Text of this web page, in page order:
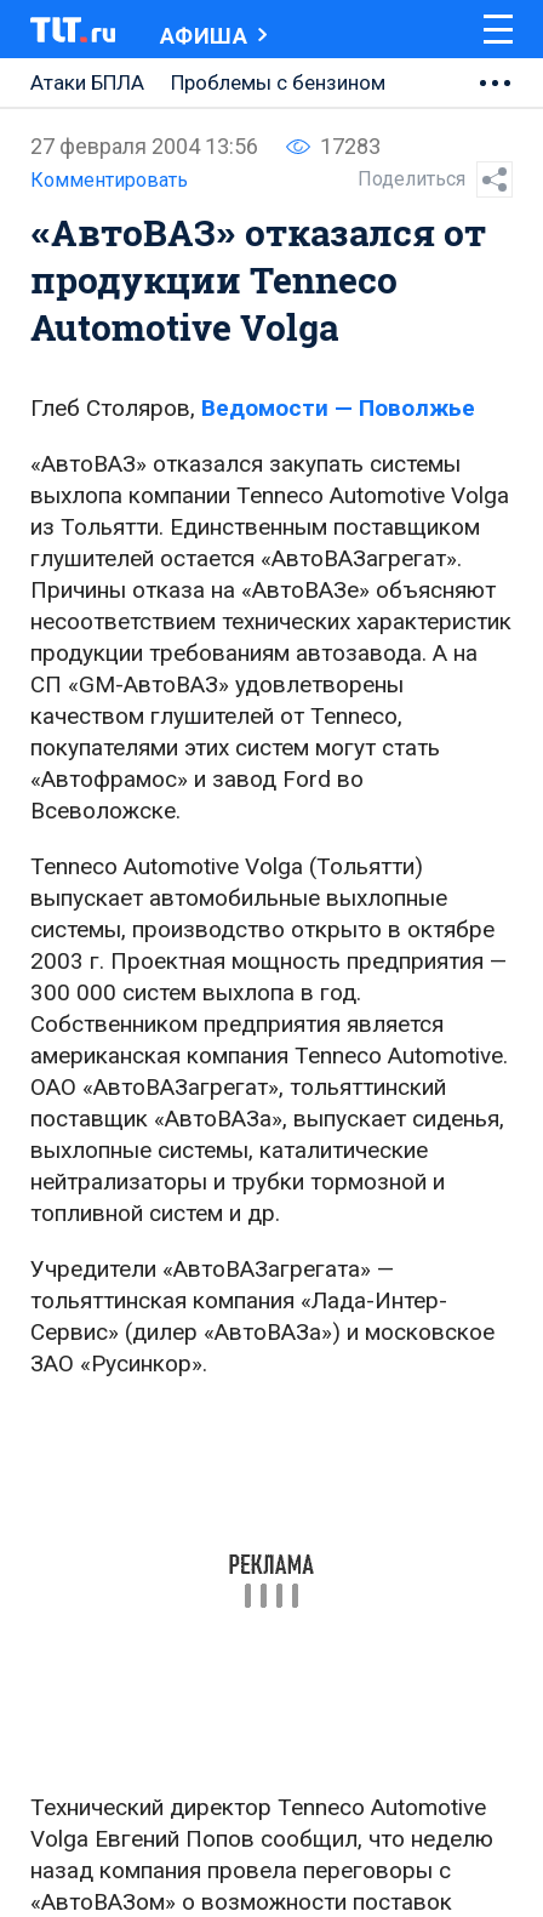
АФИША
Атаки БПЛА
Проблемы с бензином
АВТОВАЗ
Ремонт Центральной площади
Ремонт Обводного шоссе
Набережная Тольятти
Неделя Тольятти
27 февраля 2004 13:56 17283
Комментировать Поделиться
«АвтоВАЗ» отказался от
продукции Tenneco
Automotive Volga
Глеб Столяров, Ведомости — Поволжье
«АвтоВАЗ» отказался закупать системы
выхлопа компании Tenneco Automotive Volga
из Тольятти. Единственным поставщиком
глушителей остается «АвтоВАЗагрегат».
Причины отказа на «АвтоВАЗе» объясняют
несоответствием технических характеристик
продукции требованиям автозавода. А на
СП «GM-АвтоВАЗ» удовлетворены
качеством глушителей от Tenneco,
покупателями этих систем могут стать
«Автофрамос» и завод Ford во
Всеволожске.
Tenneco Automotive Volga (Тольятти)
выпускает автомобильные выхлопные
системы, производство открыто в октябре
2003 г. Проектная мощность предприятия —
300 000 систем выхлопа в год.
Собственником предприятия является
американская компания Tenneco Automotive.
ОАО «АвтоВАЗагрегат», тольяттинский
поставщик «АвтоВАЗа», выпускает сиденья,
выхлопные системы, каталитические
нейтрализаторы и трубки тормозной и
топливной систем и др.
Учредители «АвтоВАЗагрегата» —
тольяттинская компания «Лада-Интер-
Сервис» (дилер «АвтоВАЗа») и московское
ЗАО «Русинкор».
Технический директор Tenneco Automotive
Volga Евгений Попов сообщил, что неделю
назад компания провела переговоры с
«АвтоВАЗом» о возможности поставок